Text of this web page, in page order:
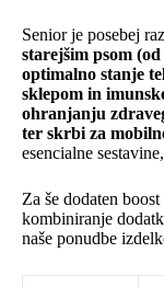
Senior je posebej
starejšim psom
optimalno stanje
sklepom in
ohranjanju
ter skrbi za
esencialne
Za še dodaten
kombiniranje
naše ponudbe